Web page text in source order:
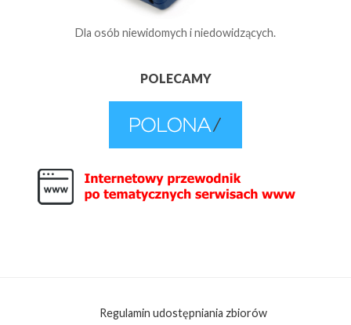
Dla osób niewidomych i niedowidzących.
POLECAMY
Regulamin udostępniania zbiorów